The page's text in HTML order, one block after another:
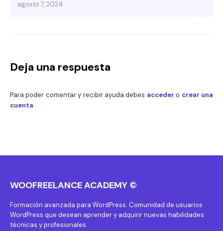
agosto 7, 2024
Deja una respuesta
Para poder comentar y recibir ayuda debes acceder o crear una
cuenta
WOOFREELANCE ACADEMY ©
Formación avanzada para WordPress. Comunidad de usuarios
WordPress que desean aprender y adquirir nuevas habilidades
técnicas y profesionales.